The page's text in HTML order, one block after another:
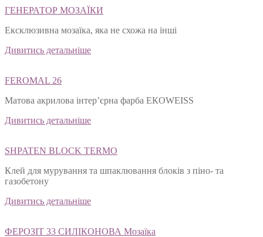
ГЕНЕРАТОР МОЗАЇКИ
Ексклюзивна мозаїка, яка не схожа на інші
Дивитись детальніше
FEROMAL 26
Матова акрилова інтер’єрна фарба ЕКОWEISS
Дивитись детальніше
SHPATEN BLOСK TERMO
Клей для мурування та шпаклювання блоків з піно- та
газобетону
Дивитись детальніше
ФЕРОЗІТ 33 СИЛІКОНОВА Мозаїка